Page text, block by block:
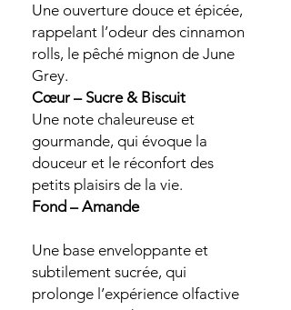
Une ouverture douce et épicée,
rappelant l’odeur des cinnamon
rolls, le pêché mignon de June
Grey.
Cœur – Sucre & Biscuit
Une note chaleureuse et
gourmande, qui évoque la
douceur et le réconfort des
petits plaisirs de la vie.
Fond – Amande
Une base enveloppante et
subtilement sucrée, qui
prolonge l’expérience olfactive